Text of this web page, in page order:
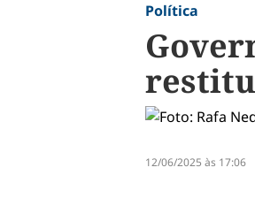
Política
12/06/2025 às 17:06